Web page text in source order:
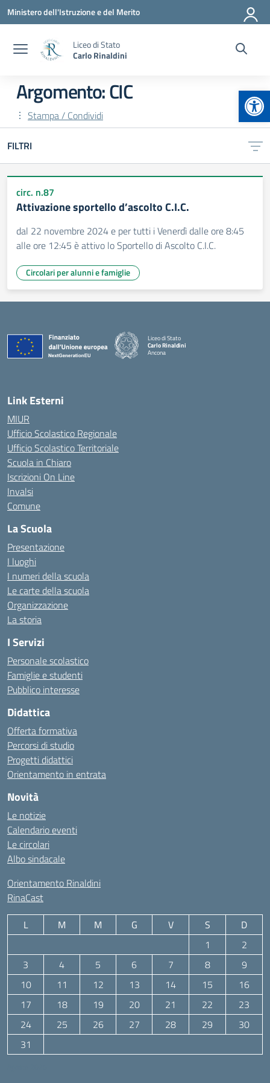
Vai ai contenuti
Vai al menu di navigazione
Vai al footer
Ministero dell'Istruzione e del Merito
Liceo di Stato
Carlo Rinaldini
Argomento: CIC
Stampa / Condividi
FILTRI
circ. n.87
Attivazione sportello d’ascolto C.I.C.
dal 22 novembre 2024 e per tutti i Venerdì dalle ore 8:45
alle ore 12:45 è attivo lo Sportello di Ascolto C.I.C.
Circolari per alunni e famiglie
Liceo di Stato
Carlo Rinaldini
Ancona
Link Esterni
MIUR
Ufficio Scolastico Regionale
Ufficio Scolastico Territoriale
Scuola in Chiaro
Iscrizioni On Line
Invalsi
Comune
La Scuola
Presentazione
I luoghi
I numeri della scuola
Le carte della scuola
Organizzazione
La storia
I Servizi
Personale scolastico
Famiglie e studenti
Pubblico interesse
Didattica
Offerta formativa
Percorsi di studio
Progetti didattici
Orientamento in entrata
Novità
Le notizie
Calendario eventi
Le circolari
Albo sindacale
Orientamento Rinaldini
RinaCast
L M M G V S
D
1
2
3
4 5 6 7 8
9
10
11 12 13 14 15
16
17
18 19 20 21 22
23
24
25 26 27 28 29
30
31